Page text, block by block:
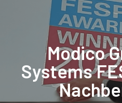
Modico
Systems